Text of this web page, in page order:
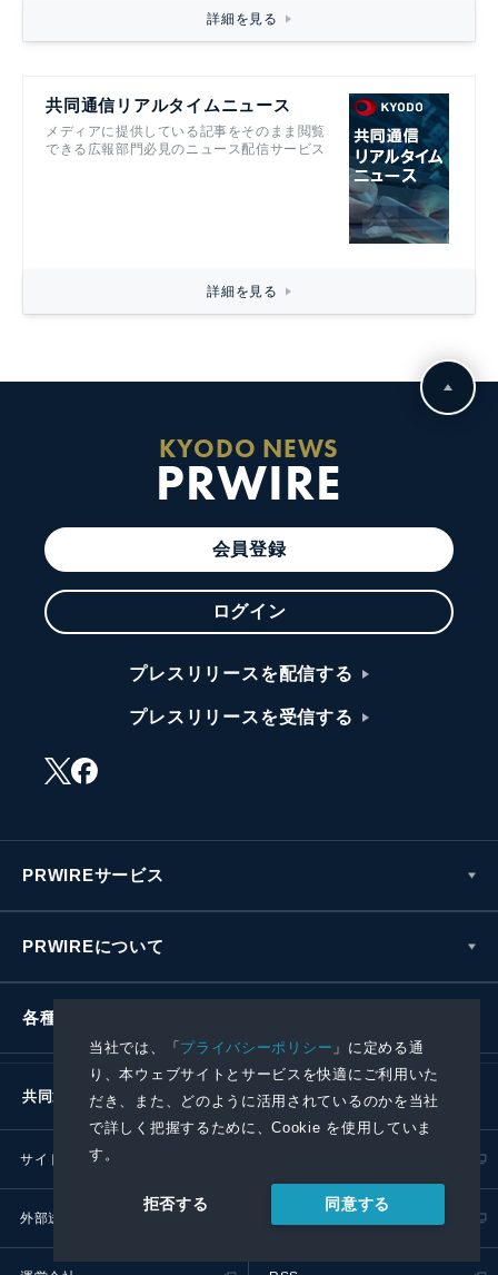
当社では、「プライバシーポリシー 」に定める通
り、本ウェブサイトとサービスを快適にご利用いた
だき、また、どのように活用されているのかを当社
で詳しく把握するために、Cookie を使用していま
す。
拒否する 同意する
詳細を見る
共同通信リアルタイムニュース
メディアに提供している記事をそのまま閲覧
できる広報部門必見のニュース配信サービス
詳細を見る
KYODO NEWS
PRWIRE
会員登録
ログイン
プレスリリースを配信する
プレスリリースを受信する
PRWIREサービス
PRWIREについて
各種お問い合わせ
共同通信社グループ
サイトポリシー
外部送信ポリシー プレスリリース取扱基準